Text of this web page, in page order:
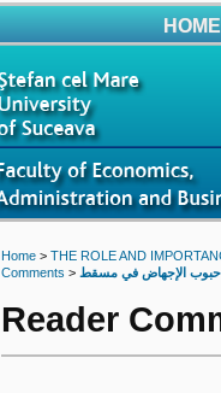
HOME
Home> THE ROLE AND
Comments >
Reader